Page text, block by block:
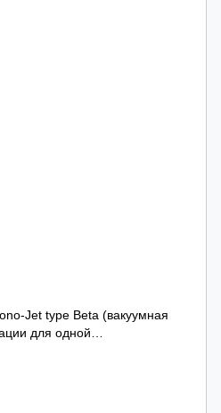
Jet type Beta (вакуумная
для одной
с сепаратором, с кожухом )